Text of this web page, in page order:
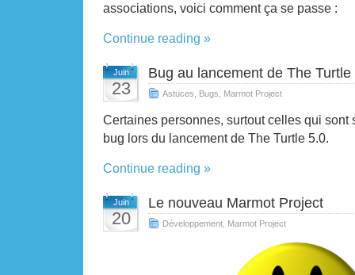
associations, voici comment ça se passe :
Continue reading »
Juin
23
Bug au lancement de The Turtle
Astuces Bugs Marmot Project
Certaines personnes, surtout celles qui sont
bug lors du lancement de The Turtle 5.0.
Continue reading »
Juin
20
Le nouveau Marmot Project
Développement Marmot Project